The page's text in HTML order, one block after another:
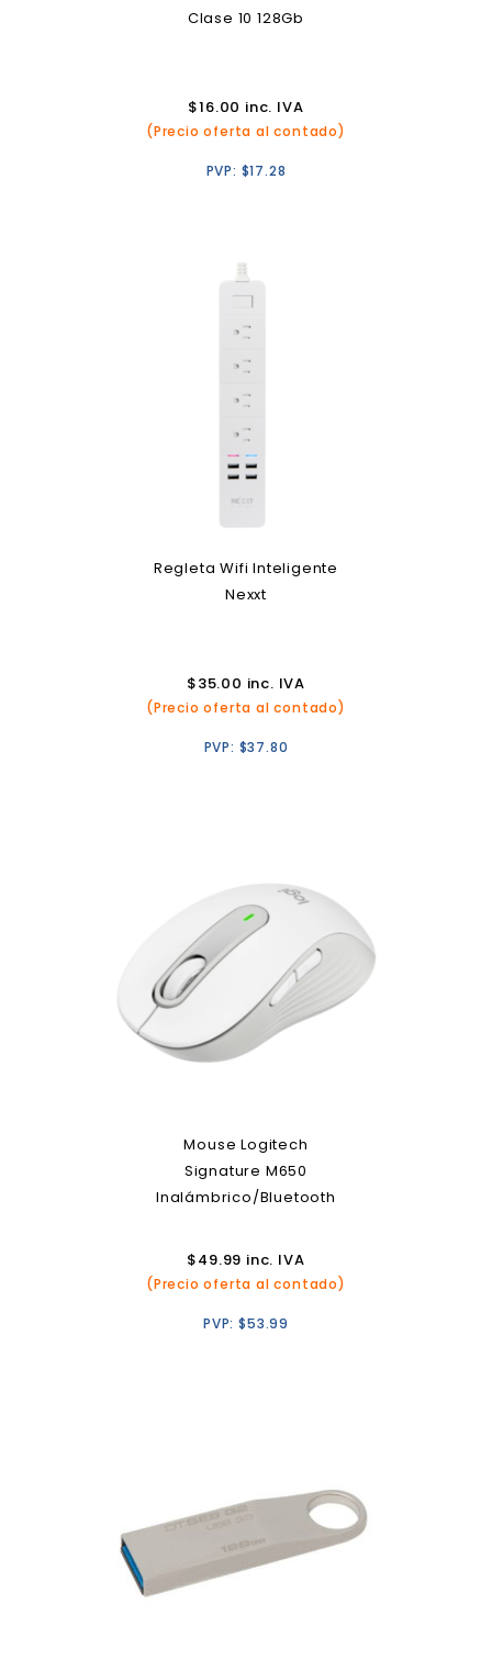
Clase 10 128Gb
$16.00 inc. IVA
(Precio oferta al contado)
PVP: $17.28
Regleta Wifi Inteligente
Nexxt
$35.00 inc. IVA
(Precio oferta al contado)
PVP: $37.80
Mouse Logitech
Signature M650
Inalámbrico/Bluetooth
$49.99 inc. IVA
(Precio oferta al contado)
PVP:$53.99